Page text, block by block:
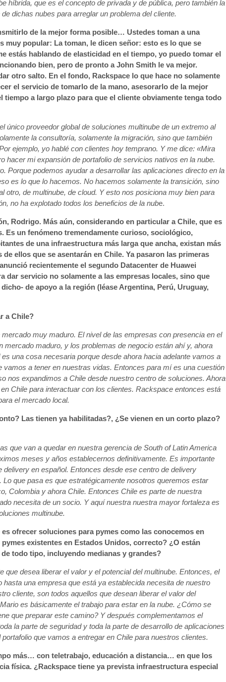
híbrida, que es el concepto de privada y de pública, pero también la
dichas nubes para arreglar un problema del cliente.
de la mejor forma posible… Ustedes toman a una
muy popular: La toman, le dicen señor: esto es lo que se
estás hablando de elasticidad en el tiempo, yo puedo tomar el
bien, pero de pronto a John Smith le va mejor.
otro salto. En el fondo, Rackspace lo que hace no solamente
el servicio de tomarlo de la mano, asesorarlo de la mejor
a largo plazo para que el cliente obviamente tenga todo
único proveedor global de soluciones multinube de un extremo al
la consultoría, solamente la migración, sino que también
ejemplo, yo hablé con clientes hoy temprano. Y me dice: «Mira
hacer mi expansión de portafolio de servicios nativos en la nube.
Porque podemos ayudar a desarrollar las aplicaciones directo en la
es lo que lo hacemos. No hacemos solamente la transición, sino
otro, de multinube, de cloud. Y esto nos posiciona muy bien para
no ha explotado todos los beneficios de la nube.
Rodrigo. Más aún, considerando en particular a Chile, que es
Es un fenómeno tremendamente curioso, sociológico,
de una infraestructura más larga que ancha, existan más
ellos que se asentarán en Chile. Ya pasaron las primeras
recientemente el segundo Datacenter de Huawei
dar servicio no solamente a las empresas locales, sino que
de apoyo a la región (léase Argentina, Perú, Uruguay,
a Chile?
muy maduro. El nivel de las empresas con presencia en el
maduro, y los problemas de negocio están ahí y, ahora
una cosa necesaria porque desde ahora hacia adelante vamos a
a tener en nuestras vidas. Entonces para mí es una cuestión
nos expandimos a Chile desde nuestro centro de soluciones. Ahora
Chile para interactuar con los clientes. Rackspace entonces está
el mercado local.
Las tienen ya habilitadas?, ¿Se vienen en un corto plazo?
que van a quedar en nuestra gerencia de South of Latin America
meses y años establecernos definitivamente. Es importante
en español. Entonces desde ese centro de delivery
que pasa es que estratégicamente nosotros queremos estar
Colombia y ahora Chile. Entonces Chile es parte de nuestra
necesita de un socio. Y aquí nuestra nuestra mayor fortaleza es
multinube.
ofrecer soluciones para pymes como las conocemos en
existentes en Estados Unidos, correcto? ¿O están
todo tipo, incluyendo medianas y grandes?
desea liberar el valor y el potencial del multinube. Entonces, el
una empresa que está ya establecida necesita de nuestro
cliente, son todos aquellos que desean liberar el valor del
es básicamente el trabajo para estar en la nube. ¿Cómo se
que preparar este camino? Y después complementamos el
la parte de seguridad y toda la parte de desarrollo de aplicaciones
que vamos a entregar en Chile para nuestros clientes.
más… con teletrabajo, educación a distancia… en que los
física. ¿Rackspace tiene ya prevista infraestructura especial